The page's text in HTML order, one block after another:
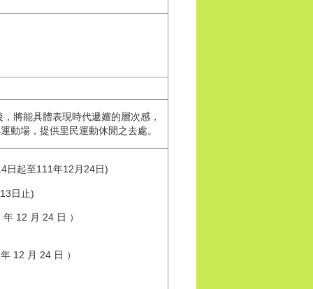
將能具體表現時代遞嬗的層次感，
動場，提供里民運動休閒之去處。
日起至111年12月24日)
日止)
日 至 107 年 12 月 24 日 ）
12 月 24 日 ）